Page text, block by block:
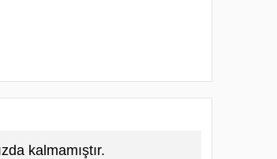
kalmamıştır.